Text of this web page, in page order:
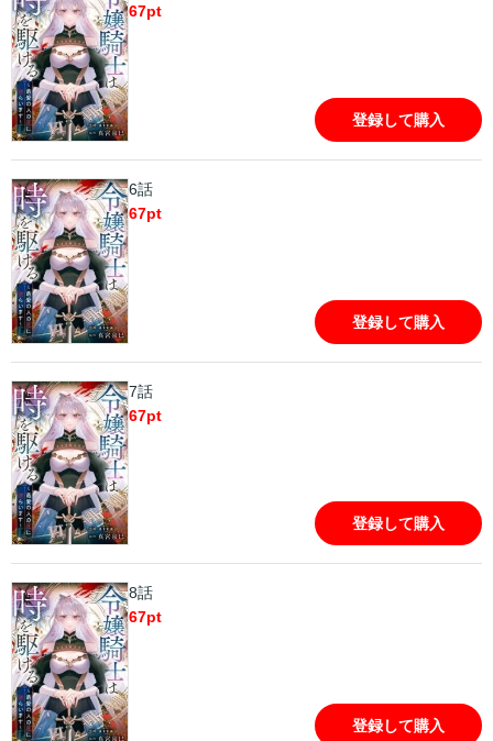
67pt
登録して購入
6話
67pt
登録して購入
7話
67pt
登録して購入
8話
67pt
登録して購入